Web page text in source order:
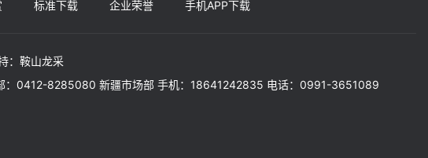
标准下载 企业荣誉 手机APP下载
： 鞍山龙采
0412-8285080 新疆市场部 手机：18641242835 电话：0991-3651089